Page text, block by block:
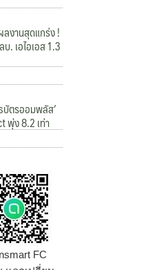
ลงานสุดแกร่ง !
. เอไอเอส 1.3
ตรออมพลัส’
พุ่ง 8.2 เท่า
FC